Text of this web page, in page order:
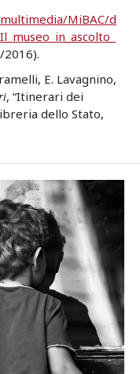
MiBAC/d
E. Lavagnino,
, “Itinerari dei
dello Stato,